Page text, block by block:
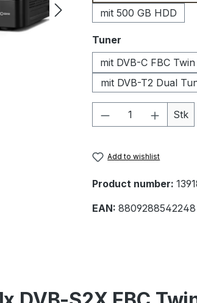
mit 500 GB HDD
Select
Tuner
mit DVB-C FBC
mit DVB-T2 Dual
Product Stk
Add to wishlist
Product number:
EAN: 8809288542248